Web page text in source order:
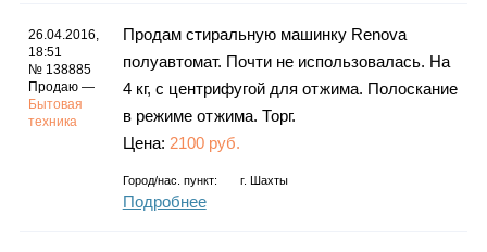
Карты
Фотогалерея
26.04.2016,
18:51
№ 138885
Продаю —
Бытовая
техника
Продам стиральную машинку Renova
полуавтомат. Почти не использовалась. На
4 кг, с центрифугой для отжима. Полоскание
в режиме отжима. Торг.
Цена: 2100 руб.
Город/нас. пункт: г. Шахты
Подробнее